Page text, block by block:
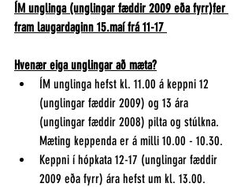
ÍM unglinga (unglingar fæddir 2009 eða fyrr)fer
fram laugardaginn 15.maí frá 11-17
Hvenær eiga unglingar að mæta?
ÍM unglinga hefst kl. 11.00 á keppni 12
(unglingar fæddir 2009) og 13 ára
(unglingar fæddir 2008) pilta og stúlkna.
Mæting keppenda er á milli 10.00 - 10.30.
Keppni í hópkata 12-17 (unglingar fæddir
2009 eða fyrr) ára hefst um kl. 13.00.